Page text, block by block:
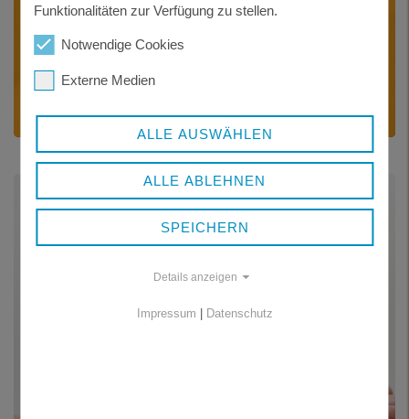
SUCHTPRÄVENTION
Wissensvermittlung, Stärkung der
Sozialkompetenz – Einzelberatung,
Funktionalitäten zur Verfügung zu stellen.
Notwendige Cookies
Externe Medien
ALLE AUSWÄHLEN
ALLE ABLEHNEN
SPEICHERN
Details anzeigen
Impressum Datenschutz